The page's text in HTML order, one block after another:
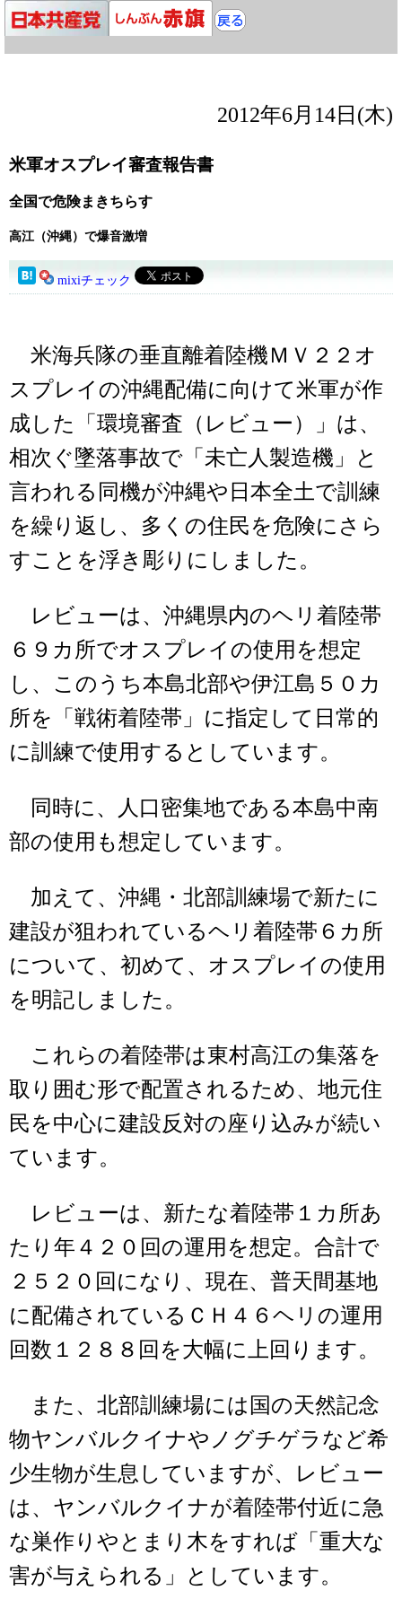
2012年6月14日(木)
米軍オスプレイ審査報告書
全国で危険まきちらす
高江（沖縄）で爆音激増
mixiチェック
米海兵隊の垂直離着陸機ＭＶ２２オ
スプレイの沖縄配備に向けて米軍が作
成した「環境審査（レビュー）」は、
相次ぐ墜落事故で「未亡人製造機」と
言われる同機が沖縄や日本全土で訓練
を繰り返し、多くの住民を危険にさら
すことを浮き彫りにしました。
レビューは、沖縄県内のヘリ着陸帯
６９カ所でオスプレイの使用を想定
し、このうち本島北部や伊江島５０カ
所を「戦術着陸帯」に指定して日常的
に訓練で使用するとしています。
同時に、人口密集地である本島中南
部の使用も想定しています。
加えて、沖縄・北部訓練場で新たに
建設が狙われているヘリ着陸帯６カ所
について、初めて、オスプレイの使用
を明記しました。
これらの着陸帯は東村高江の集落を
取り囲む形で配置されるため、地元住
民を中心に建設反対の座り込みが続い
ています。
レビューは、新たな着陸帯１カ所あ
たり年４２０回の運用を想定。合計で
２５２０回になり、現在、普天間基地
に配備されているＣＨ４６ヘリの運用
回数１２８８回を大幅に上回ります。
また、北部訓練場には国の天然記念
物ヤンバルクイナやノグチゲラなど希
少生物が生息していますが、レビュー
は、ヤンバルクイナが着陸帯付近に急
な巣作りやとまり木をすれば「重大な
害が与えられる」としています。